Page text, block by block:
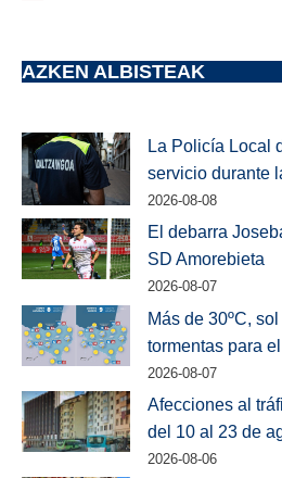
AZKEN ALBISTEAK
La Policía Local
servicio durante
2026-08-08
El debarra
SD Amorebieta
2026-08-07
Más de 30ºC,
tormentas para
2026-08-07
Afecciones al
del 10 al 23 de
2026-08-06